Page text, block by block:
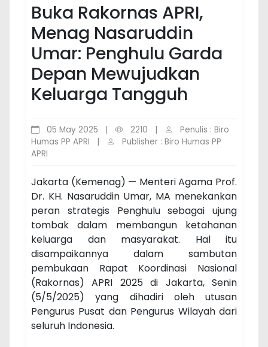
Buka Rakornas APRI,
Menag Nasaruddin
Umar: Penghulu Garda
Depan Mewujudkan
Keluarga Tangguh
05 May 2025 | 2210 |
Penulis : Biro
Humas PP APRI
|
Publisher : Biro Humas PP
APRI
Jakarta (Kemenag) — Menteri Agama Prof.
Dr. KH. Nasaruddin Umar, MA menekankan
peran strategis Penghulu sebagai ujung
tombak dalam membangun ketahanan
keluarga dan masyarakat. Hal itu
disampaikannya dalam sambutan
pembukaan Rapat Koordinasi Nasional
(Rakornas) APRI 2025 di Jakarta, Senin
(5/5/2025) yang dihadiri oleh utusan
Pengurus Pusat dan Pengurus Wilayah dari
seluruh Indonesia.